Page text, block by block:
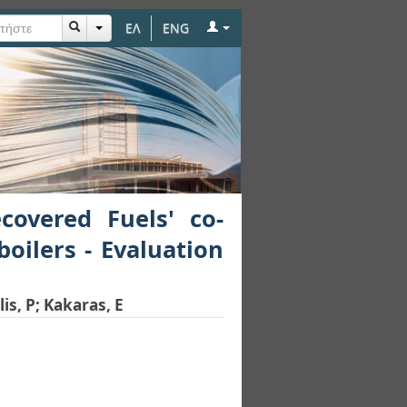
ΕΛ ENG
with brown coal
modes
Fuels' co-
- Evaluation
P; Kakaras, E